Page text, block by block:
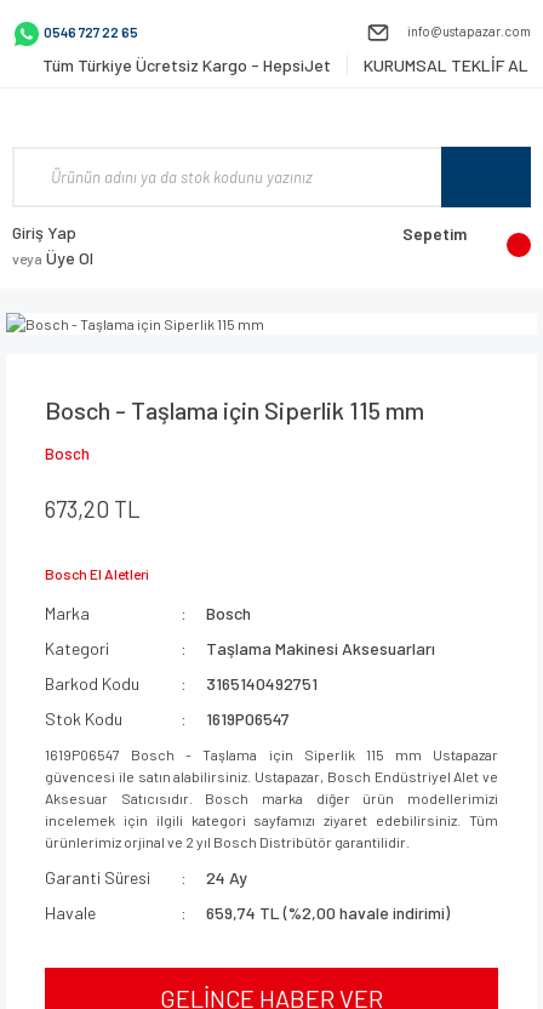
0546 727 22 65 info@ustapazar.com
Tüm Türkiye Ücretsiz Kargo - HepsiJet KURUMSAL TEKLİF AL
Giriş Yap
veya Üye Ol
Sepetim
Bosch - Taşlama için Siperlik 115 mm
Bosch
673,20 TL
Bosch El Aletleri
Marka
Bosch
Kategori
Taşlama Makinesi Aksesuarları
Barkod Kodu
3165140492751
Stok Kodu
1619P06547
1619P06547 Bosch - Taşlama için Siperlik 115 mm Ustapazar
güvencesi ile satın alabilirsiniz. Ustapazar, Bosch Endüstriyel Alet ve
Aksesuar Satıcısıdır. Bosch marka diğer ürün modellerimizi
incelemek için ilgili kategori sayfamızı ziyaret edebilirsiniz. Tüm
ürünlerimiz orjinal ve 2 yıl Bosch Distribütör garantilidir.
Garanti Süresi
24 Ay
Havale
659,74 TL (%2,00 havale indirimi)
GELİNCE HABER VER